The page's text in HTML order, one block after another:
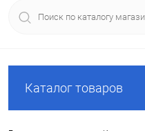
Каталог товаров